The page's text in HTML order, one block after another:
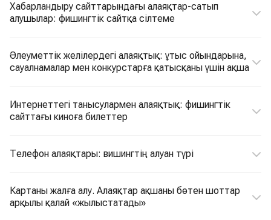
Хабарландыру сайттарындағы алаяқтар-сатып
алушылар: фишингтік сайтқа сілтеме
Әлеуметтік желілердегі алаяқтық: ұтыс ойындарына,
сауалнамалар мен конкурстарға қатысқаны үшін ақша
Интернеттегі танысулармен алаяқтық: фишингтік
сайттағы киноға билеттер
Телефон алаяқтары: вишингтің алуан түрі
Картаны жалға алу. Алаяқтар ақшаны бөтен шоттар
арқылы қалай «жылыстатады»